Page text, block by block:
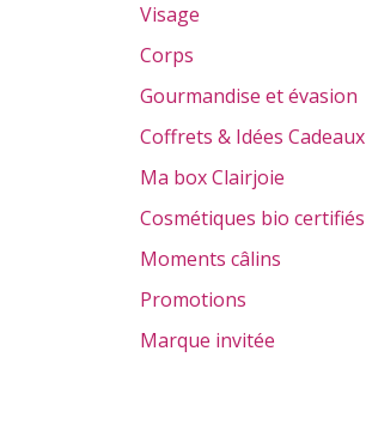
Visage
Corps
Gourmandise et évasion
Coffrets & Idées Cadeaux
Ma box Clairjoie
Cosmétiques bio certifiés
Moments câlins
Promotions
Marque invitée